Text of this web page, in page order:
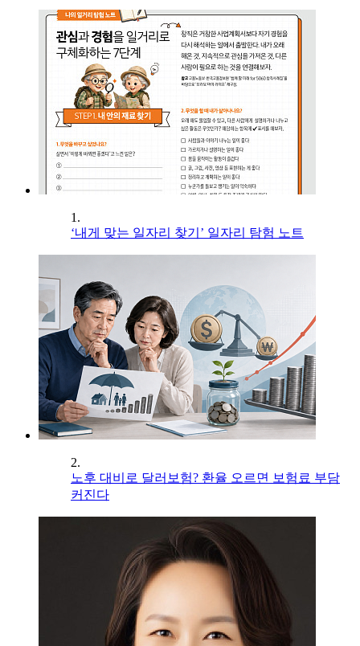
1.
‘내게 맞는 일자리 찾기’ 일자리 탐험 노트
2.
노후 대비로 달러보험? 환율 오르면 보험료 부담
커진다